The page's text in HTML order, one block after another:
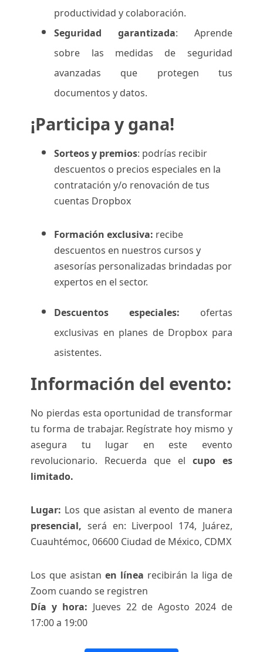
productividad y colaboración.
Seguridad garantizada: Aprende
sobre las medidas de seguridad
avanzadas que protegen tus
documentos y datos.
¡Participa y gana!
Sorteos y premios: podrías recibir
descuentos o precios especiales en la
contratación y/o renovación de tus
cuentas Dropbox
Formación exclusiva: recibe
descuentos en nuestros cursos y
asesorías personalizadas brindadas por
expertos en el sector.
Descuentos especiales: ofertas
exclusivas en planes de Dropbox para
asistentes.
Información del evento:
No pierdas esta oportunidad de transformar
tu forma de trabajar. Regístrate hoy mismo y
asegura tu lugar en este evento
revolucionario. Recuerda que el cupo es
limitado.
Lugar: Los que asistan al evento de manera
presencial, será en: Liverpool 174, Juárez,
Cuauhtémoc, 06600 Ciudad de México, CDMX
Los que asistanen línea recibirán la liga de
Zoom cuando se registren
Día y hora: Jueves 22 de Agosto 2024 de
17:00 a 19:00